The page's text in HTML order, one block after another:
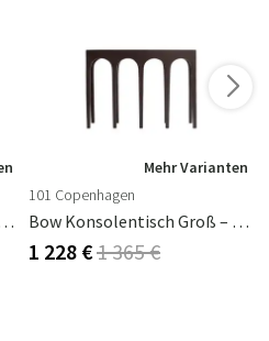
Groß – Birke
Mehr Varianten
101 Copenhagen
Bow Konsolentisch Groß – Coffee
1 228 €1 365 €